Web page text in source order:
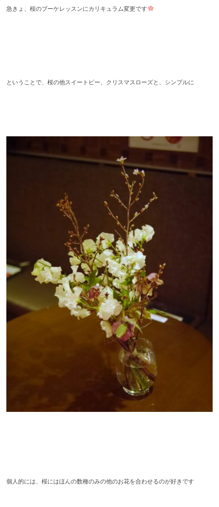
急きょ、桜のブーケレッスンにカリキュラム変更です
ということで、桜の他スイートピー、クリスマスローズと、シンプルに
個人的には、桜にはほんの数種のみの他のお花を合わせるのが好きです